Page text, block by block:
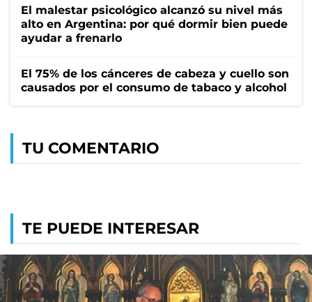
El malestar psicológico alcanzó su nivel más
alto en Argentina: por qué dormir bien puede
ayudar a frenarlo
El 75% de los cánceres de cabeza y cuello son
causados por el consumo de tabaco y alcohol
TU COMENTARIO
TE PUEDE INTERESAR